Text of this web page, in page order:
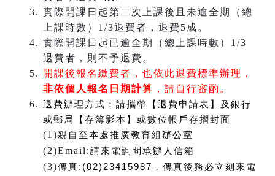
實際開課日起第二次上課後且未逾全期（總
上課時數）1/3退費者，退費5成。
實際開課日起已逾全期（總上課時數）1/3
退費者，則不予退費。
開課後報名繳費者，也依此退費標準辦理，
非依個人報名日期計算 ，請自行審酌。
退費辦理方式： 請攜帶【退費申請表】及銀行
或郵局【存簿影本】或數位帳戶存摺封面
(1)親自至本處推廣教育組辦公室
(2)Email :請來電詢問承辦人信箱
(3)傳真:(02)23415987，傳真後務必立刻來電